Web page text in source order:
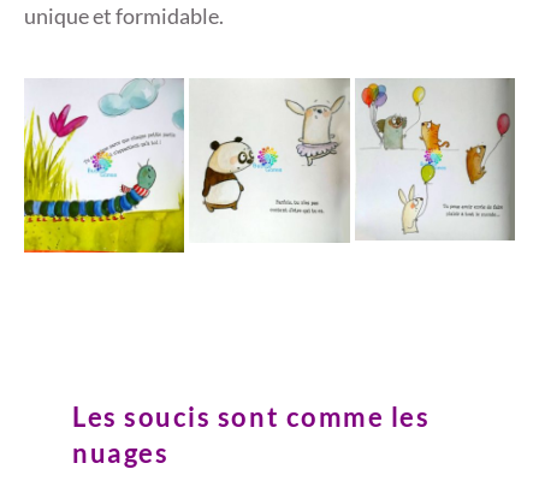
unique et formidable.
Les soucis sont comme les
nuages